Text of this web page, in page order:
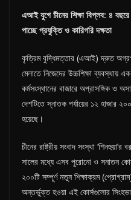
এআইযুগেচীনের শিক্ষাবিপ্লব: ৪ বছরে
পাচ্ছেপ্রযুক্তিও কারিগরিদক্ষতা
কৃত্রিম বুদ্ধিমত্তার (এআই) দ্রুত
মেলাতে নিজেদের উচ্চশিক্ষা
কর্মসংস্থানের বাজারে অপ্রাসঙ্গিক ও
দেশটিতে স্নাতক পর্যায়ের ১২ হাজার
হয়েছে।
চীনের রাষ্ট্রীয় সংবাদ সংস্থা
সালের মধ্যে এসব পুরোনো ও সনাতন
২০০টি সম্পূর্ণ নতুন শিক্ষাক্রম
অন্তর্ভুক্ত হওয়া এই কোর্সগুলোর